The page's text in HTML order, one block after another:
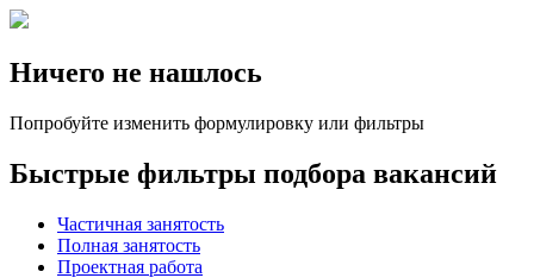
Ничего не нашлось
Попробуйте изменить формулировку или фильтры
Быстрые фильтры подбора вакансий
Частичная занятость
Полная занятость
Проектная работа